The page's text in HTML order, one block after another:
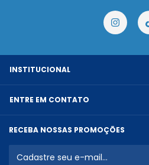
INSTITUCIONAL
ENTRE EM CONTATO
RECEBA NOSSAS PROMOÇÕES